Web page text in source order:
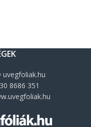
uvegfoliak.hu
8686 351